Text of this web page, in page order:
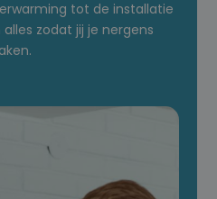
tot de installatie
zodat jij je nergens